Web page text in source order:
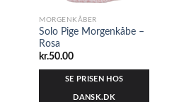
MORGENKÅBER
Solo Pige Morgenkåbe –
Rosa
kr.50.00
SE PRISEN HOS
DANSK.DK